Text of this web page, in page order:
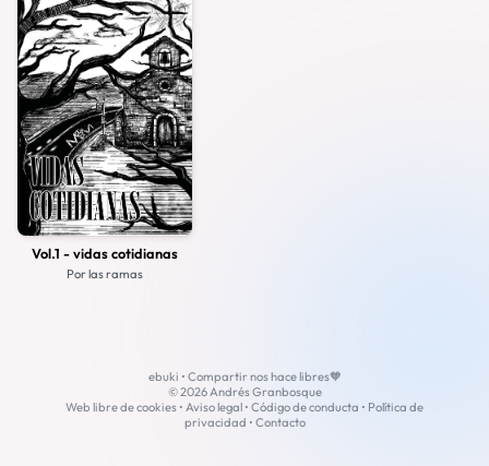
Vol.1 - vidas cotidianas
Por las ramas
ebuki • Compartir nos hace libres🧡
© 2026 Andrés Granbosque
Web libre de cookies • Aviso legal • Código de conducta • Política de
privacidad • Contacto